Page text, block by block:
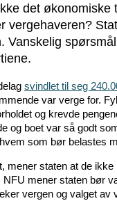
det økonomiske
vergehaveren?
Vanskelig
svindlet til seg
var verge for.
og krevde
og boet var så godt
som bør belastes
mener staten at de ikke
NFU mener staten bør
vergen og valget av